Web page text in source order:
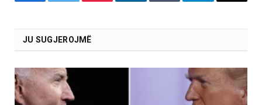
JU SUGJEROJMË